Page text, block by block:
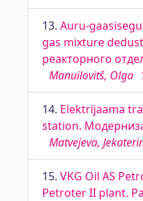
13. Auru-
gas mixture
реакторного
Manuilovitš, Olga
14. Elektrijaama
station.
Matvejeva,
15. VKG Oil AS
Petroter II plant.